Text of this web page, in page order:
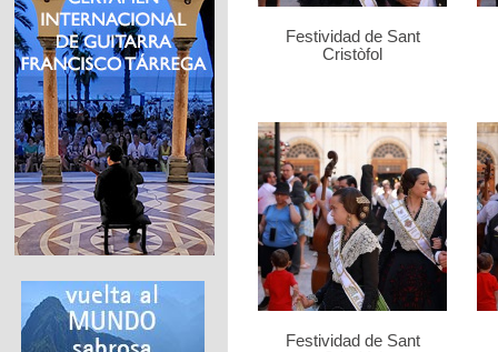
Festividad de Sant
Cristòfol
Festividad de Sant